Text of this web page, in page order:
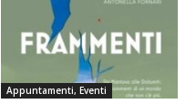
Appuntamenti, Eventi